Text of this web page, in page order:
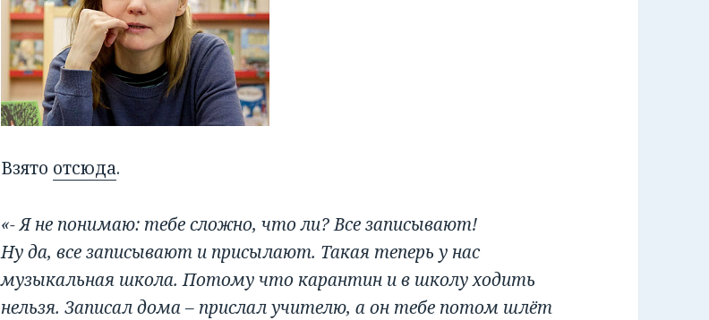
Взято отсюда.
«- Я не понимаю: тебе сложно, что ли? Все записывают!
Ну да, все записывают и присылают. Такая теперь у нас
музыкальная школа. Потому что карантин и в школу ходить
нельзя. Записал дома – прислал учителю, а он тебе потом шлёт